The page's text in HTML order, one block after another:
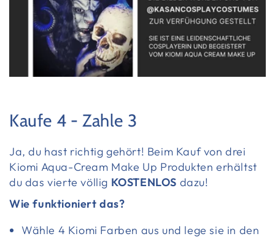
Kaufe 4 - Zahle 3
Ja, du hast richtig gehört! Beim Kauf von drei
Kiomi Aqua-Cream Make Up Produkten erhältst
du das vierte völlig KOSTENLOS dazu!
Wie funktioniert das?
Wähle 4 Kiomi Farben aus und lege sie in den